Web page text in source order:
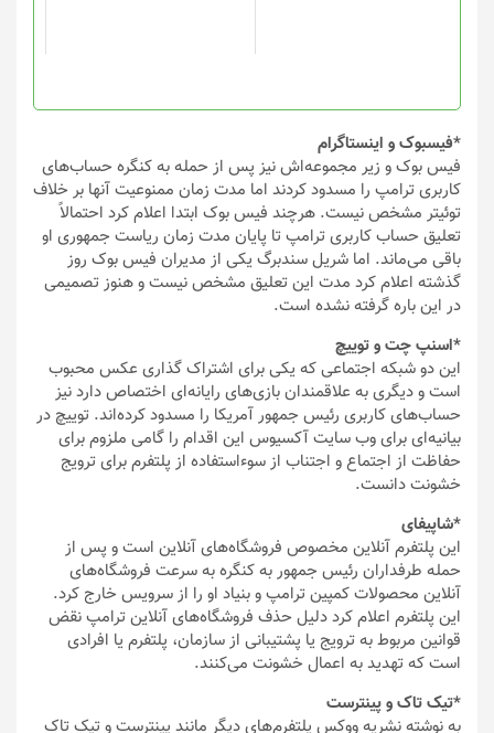
*فیسبوک و اینستاگرام
فیس بوک و زیر مجموعه‌اش نیز پس از حمله به کنگره حساب‌های
کاربری ترامپ را مسدود کردند اما مدت زمان ممنوعیت آنها بر خلاف
توئیتر مشخص نیست. هرچند فیس بوک ابتدا اعلام کرد احتمالاً
تعلیق حساب کاربری ترامپ تا پایان مدت زمان ریاست جمهوری او
باقی می‌ماند. اما شریل سندبرگ یکی از مدیران فیس بوک روز
گذشته اعلام کرد مدت این تعلیق مشخص نیست و هنوز تصمیمی
در این باره گرفته نشده است.
*اسنپ چت و توییچ
این دو شبکه اجتماعی که یکی برای اشتراک گذاری عکس محبوب
است و دیگری به علاقمندان بازی‌های رایانه‌ای اختصاص دارد نیز
حساب‌های کاربری رئیس جمهور آمریکا را مسدود کرده‌اند. توییچ در
بیانیه‌ای برای وب سایت آکسیوس این اقدام را گامی ملزوم برای
حفاظت از اجتماع و اجتناب از سوءاستفاده از پلتفرم برای ترویج
خشونت دانست.
*شاپیفای
این پلتفرم آنلاین مخصوص فروشگاه‌های آنلاین است و پس از
حمله طرفداران رئیس جمهور به کنگره به سرعت فروشگاه‌های
آنلاین محصولات کمپین ترامپ و بنیاد او را از سرویس خارج کرد.
این پلتفرم اعلام کرد دلیل حذف فروشگاه‌های آنلاین ترامپ نقض
قوانین مربوط به ترویج یا پشتیبانی از سازمان، پلتفرم یا افرادی
است که تهدید به اعمال خشونت می‌کنند.
*تیک تاک و پینترست
به نوشته نشریه ووکس پلتفرم‌های دیگر مانند پینترست و تیک تاک